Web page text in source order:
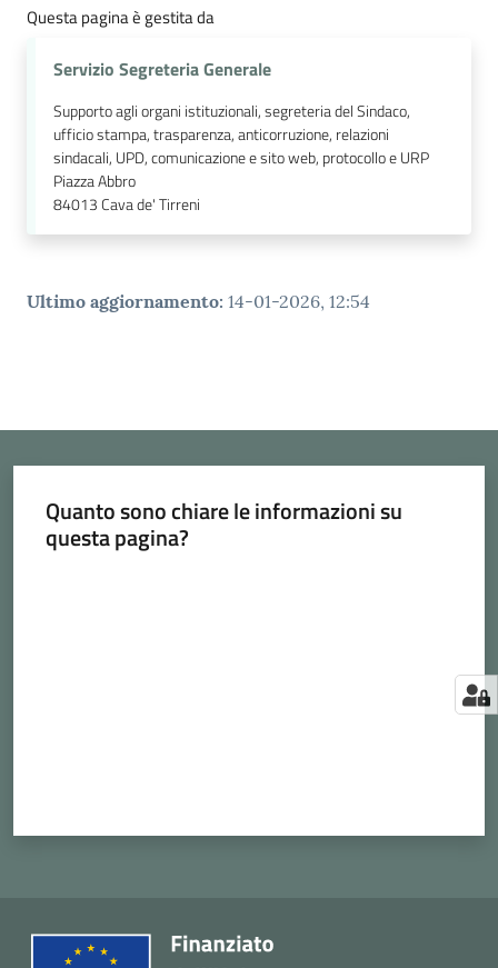
Questa pagina è gestita da
Servizio Segreteria Generale
Supporto agli organi istituzionali, segreteria del Sindaco,
ufficio stampa, trasparenza, anticorruzione, relazioni
sindacali, UPD, comunicazione e sito web, protocollo e URP
Piazza Abbro
84013Cava de' Tirreni
Ultimo aggiornamento: 14-01-2026, 12:54
Quanto sono chiare le informazioni su
questa pagina?